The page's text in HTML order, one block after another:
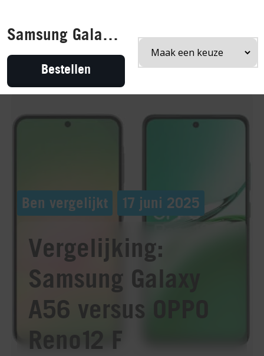
Ben vergelijkt Vergelijking: Samsung Galaxy A56 versus OPPO Reno12 F
Ben vergelijkt 17 juni 2025
Vergelijking:
Samsung Galaxy
A56 versus OPPO
Reno12 F
Samsung Galaxy A57 128GB
Bestellen